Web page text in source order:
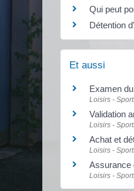
Qui peut
Détention
Et aussi
Examen
Loisirs -
Validation
Loisirs -
Achat et
Loisirs -
Assurance
Loisirs -